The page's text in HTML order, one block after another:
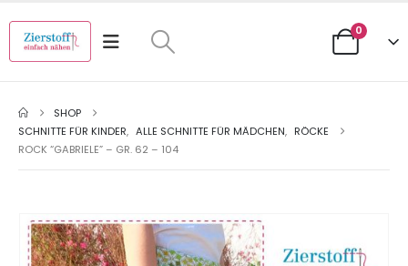
0
SHOP
SCHNITTE FÜR KINDER, ALLE SCHNITTE FÜR MÄDCHEN, RÖCKE
ROCK “GABRIELE” – GR. 62 – 104